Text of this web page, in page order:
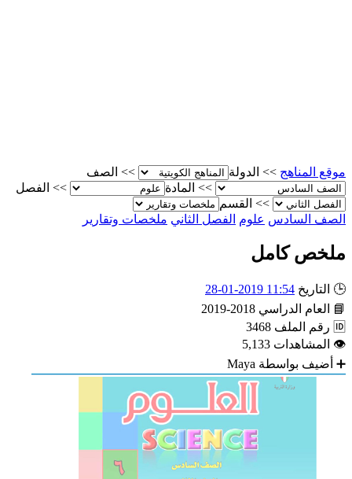
موقع المناهج >> الدولة >>
الصف
>>
المادة >>
الفصل
>>
القسم
الصف السادس علوم الفصل الثاني ملخصات وتقارير
ملخص كامل
🕒 التاريخ 11:54 2019-01-28
📘
العام الدراسي 2018-2019
🆔 رقم الملف 3468
👁
المشاهدات 5,133
➕
أضيف بواسطة Maya